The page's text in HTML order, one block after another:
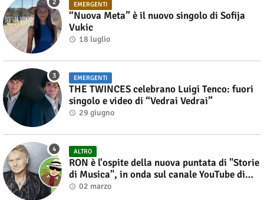
EMERGENTI
“Nuova Meta” è il nuovo singolo di Sofija
Vukic
18 luglio
EMERGENTI
THE TWINCES celebrano Luigi Tenco: fuori
singolo e video di “Vedrai Vedrai”
29 giugno
ALTRO
RON è l'ospite della nuova puntata di "Storie
di Musica", in onda sul canale YouTube di
Alberto Salerno
02 marzo